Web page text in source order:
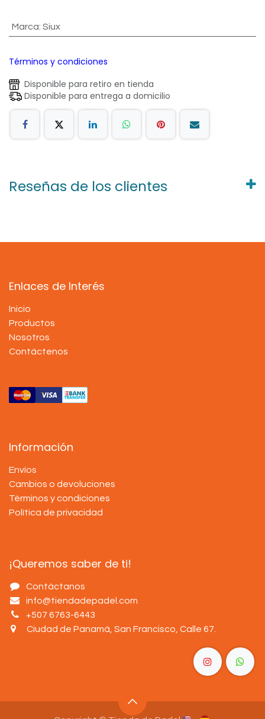
Marca: Siux
Términos y condiciones
Disponible para retiro en tienda
Disponible para entrega a domicilio
Reseñas de los clientes
Enlaces de Interés
Inicio
Productos
Nosotros
Contáctenos
Información
Envíos
Cambios o devoluciones
Términos y condiciones
Política de privacidad
¡Queremos saber de ti!
Contáctanos
info@tiendadepadel.com
+507 6763-6443
Ciudad de Panamá, San Francisco, Calle 67